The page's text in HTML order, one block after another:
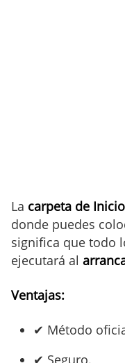
La carpeta de Inicio
donde puedes
significa que todo
ejecutará al
Ventajas:
✔ Método
✔ Seguro.